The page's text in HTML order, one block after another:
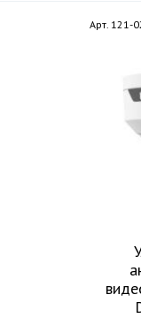
Арт. 121-